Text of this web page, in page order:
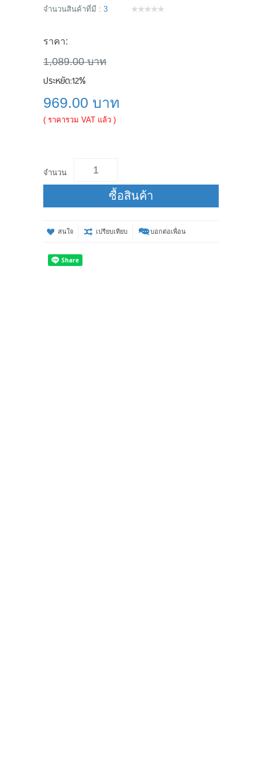
จำนวนสินค้าที่มี : 3
ราคา:
1,089.00 บาท
ประหยัด:12%
969.00 บาท
( ราคารวม VAT แล้ว )
จำนวน
ซื้อสินค้า
สนใจ เปรียบเทียบ บอกต่อเพื่อน